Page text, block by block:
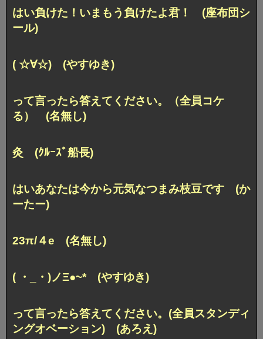
はい負けた！いまもう負けたよ君！ (座布団シ
ール)
( ☆∀☆) (やすゆき)
って言ったら答えてください。（全員コケ
る） (名無し)
灸 (ｸﾙｰｽﾞ船長)
はいあなたは今から元気なつまみ枝豆です (か
ーたー)
23π/４e (名無し)
( ・_・)ノΞ●~* (やすゆき)
って言ったら答えてください。(全員スタンディ
ングオベーション) (あろえ)